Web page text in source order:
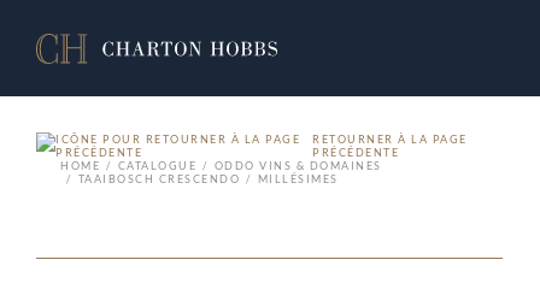
RETOURNER À LA PAGE
PRÉCÉDENTE
HOME
CATALOGUE
ODDO VINS & DOMAINES
TAAIBOSCH CRESCENDO
MILLÉSIMES